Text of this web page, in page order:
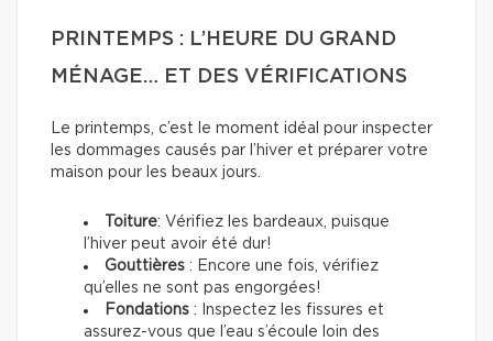
PRINTEMPS : L’HEURE DU GRAND
MÉNAGE… ET DES VÉRIFICATIONS
Le printemps, c’est le moment idéal pour inspecter
les dommages causés par l’hiver et préparer votre
maison pour les beaux jours.
Toiture: Vérifiez les bardeaux, puisque
l’hiver peut avoir été dur!
Gouttières : Encore une fois, vérifiez
qu’elles ne sont pas engorgées!
Fondations : Inspectez les fissures et
assurez-vous que l’eau s’écoule loin des